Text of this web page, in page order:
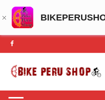
Saltar
al
contenido